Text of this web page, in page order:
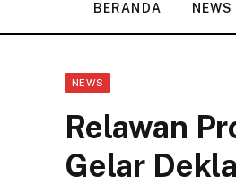
BERANDA NEWS
NEWS
Relawan
Gelar